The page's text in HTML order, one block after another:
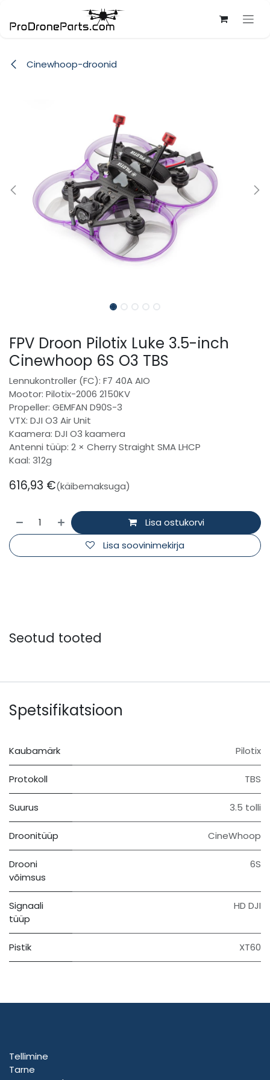
Cinewhoop-droonid
FPV Droon Pilotix Luke 3.5-inch
Cinewhoop 6S O3 TBS
Lennukontroller (FC): F7 40A AIO
Mootor: Pilotix-2006 2150KV
Propeller: GEMFAN D90S-3
VTX: DJI O3 Air Unit
Kaamera: DJI O3 kaamera
Antenni tüüp: 2 × Cherry Straight SMA LHCP
Kaal: 312g
616,93 €(käibemaksuga)
Lisa ostukorvi
Lisa soovinimekirja
Seotud tooted
Spetsifikatsioon
Kaubamärk Pilotix
Protokoll TBS
Suurus 3.5 tolli
Droonitüüp CineWhoop
Drooni
võimsus
6S
Signaali
tüüp
HD DJI
Pistik XT60
Tellimine
Tarne